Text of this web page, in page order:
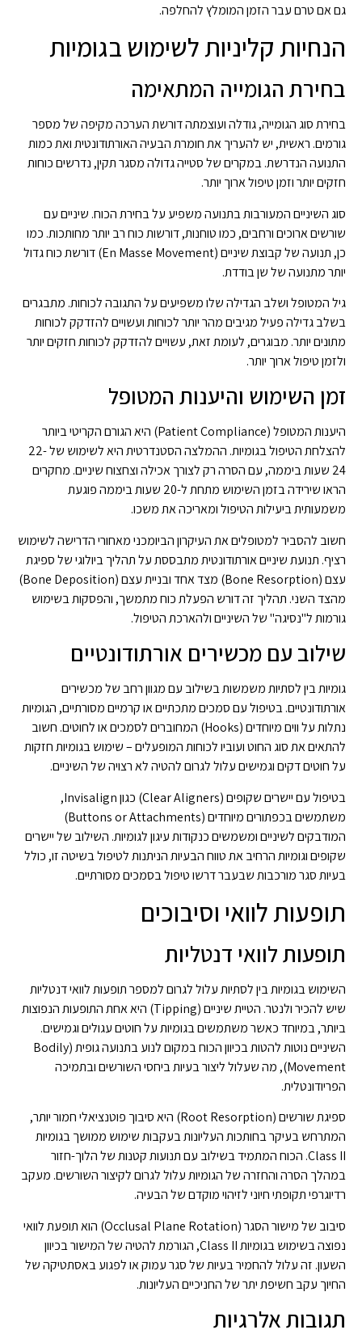
גם אם טרם עבר הזמן המומלץ להחלפה.
הנחיות קליניות לשימוש בגומיות
בחירת הגומייה המתאימה
בחירת סוג הגומייה, גודלה ועוצמתה דורשת הערכה מקיפה של מספר
גורמים. ראשית, יש להעריך את חומרת הבעיה האורתודונטית ואת כמות
התנועה הנדרשת. במקרים של סטייה גדולה מסגר תקין, נדרשים כוחות
חזקים יותר וזמן טיפול ארוך יותר.
סוג השיניים המעורבות בתנועה משפיע על בחירת הכוח. שיניים עם
שורשים ארוכים ורחבים, כמו טוחנות, דורשות כוח רב יותר מחותכות. כמו
כן, תנועה של קבוצת שיניים (En Masse Movement) דורשת כוח גדול
יותר מתנועה של שן בודדת.
גיל המטופל ושלב הגדילה שלו משפיעים על התגובה לכוחות. מתבגרים
בשלב גדילה פעיל מגיבים מהר יותר לכוחות ועשויים להזדקק לכוחות
מתונים יותר. מבוגרים, לעומת זאת, עשויים להזדקק לכוחות חזקים יותר
ולזמן טיפול ארוך יותר.
זמן השימוש והיענות המטופל
היענות המטופל (Patient Compliance) היא הגורם הקריטי ביותר
להצלחת הטיפול בגומיות. ההמלצה הסטנדרטית היא לשימוש של 22-
24 שעות ביממה, עם הסרה רק לצורך אכילה וצחצוח שיניים. מחקרים
הראו שירידה בזמן השימוש מתחת ל-20 שעות ביממה פוגעת
משמעותית ביעילות הטיפול ומאריכה את משכו.
חשוב להסביר למטופלים את העיקרון הביומכני מאחורי הדרישה לשימוש
רציף. תנועת שיניים אורתודונטית מתבססת על תהליך ביולוגי של ספיגת
עצם (Bone Resorption) מצד אחד ובניית עצם (Bone Deposition)
מהצד השני. תהליך זה דורש הפעלת כוח מתמשך, והפסקות בשימוש
גורמות ל"נסיגה" של השיניים ולהארכת הטיפול.
שילוב עם מכשירים אורתודונטיים
גומיות בין לסתיות משמשות בשילוב עם מגוון רחב של מכשירים
אורתודונטיים. בטיפול עם סמכים מתכתיים או קרמיים מסורתיים, הגומיות
נתלות על ווים מיוחדים (Hooks) המחוברים לסמכים או לחוטים. חשוב
להתאים את סוג החוט ועוביו לכוחות המופעלים – שימוש בגומיות חזקות
על חוטים דקים וגמישים עלול לגרום להטיה לא רצויה של השיניים.
בטיפול עם יישרים שקופים (Clear Aligners) כגון Invisalign,
משתמשים בכפתורים מיוחדים (Buttons or Attachments)
המודבקים לשיניים ומשמשים כנקודות עיגון לגומיות. השילוב של יישרים
שקופים וגומיות הרחיב את טווח הבעיות הניתנות לטיפול בשיטה זו, כולל
בעיות סגר מורכבות שבעבר דרשו טיפול בסמכים מסורתיים.
תופעות לוואי וסיבוכים
תופעות לוואי דנטליות
השימוש בגומיות בין לסתיות עלול לגרום למספר תופעות לוואי דנטליות
שיש להכיר ולנטר. הטיית שיניים (Tipping) היא אחת התופעות הנפוצות
ביותר, במיוחד כאשר משתמשים בגומיות על חוטים עגולים וגמישים.
השיניים נוטות להטות בכיוון הכוח במקום לנוע בתנועה גופית (Bodily
Movement), מה שעלול ליצור בעיות ביחסי השורשים ובתמיכה
הפריודונטלית.
ספיגת שורשים (Root Resorption) היא סיבוך פוטנציאלי חמור יותר,
המתרחש בעיקר בחותכות העליונות בעקבות שימוש ממושך בגומיות
Class II. הכוח המתמיד בשילוב עם תנועות קטנות של הלוך-חזור
במהלך הסרה והחזרה של הגומיות עלול לגרום לקיצור השורשים. מעקב
רדיוגרפי תקופתי חיוני לזיהוי מוקדם של הבעיה.
סיבוב של מישור הסגר (Occlusal Plane Rotation) הוא תופעת לוואי
נפוצה בשימוש בגומיות Class II, הגורמת להטיה של המישור בכיוון
השעון. זה עלול להחמיר בעיות של סגר עמוק או לפגוע באסתטיקה של
החיוך עקב חשיפת יתר של החניכיים העליונות.
תגובות אלרגיות